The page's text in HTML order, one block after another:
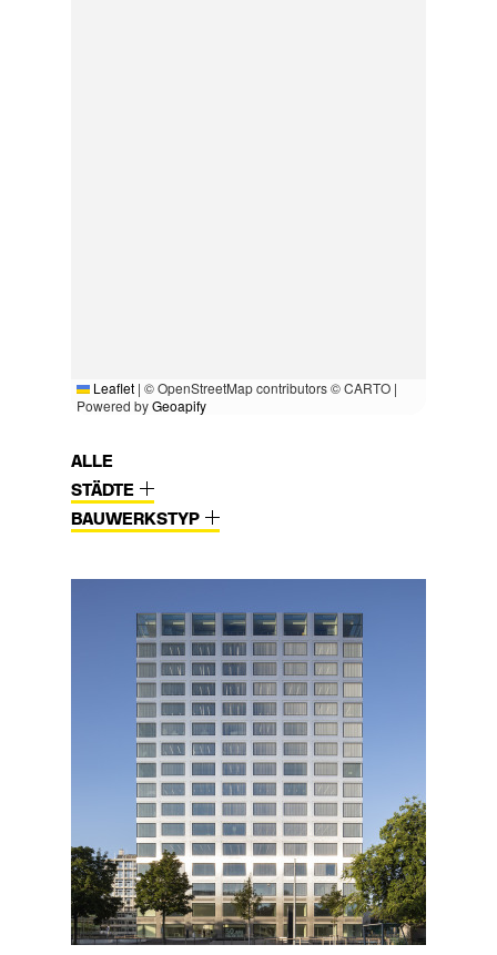
Leaflet | © OpenStreetMap contributors © CARTO |
Powered byGeoapify
ALLE
STÄDTE
BAUWERKSTYP